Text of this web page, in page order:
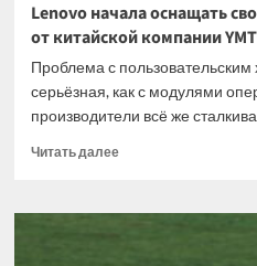
Lenovo начала оснащать
от китайской компании
Проблема с
серьёзная, как с модулями
производители всё же
Читать далееПрочитать
Lenovo